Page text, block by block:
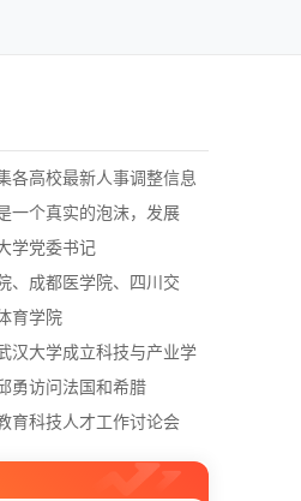
各高校最新人事调整信息
一个真实的泡沫，发展
学党委书记
、成都医学院、四川交
育学院
汉大学成立科技与产业学
勇访问法国和希腊
育科技人才工作讨论会